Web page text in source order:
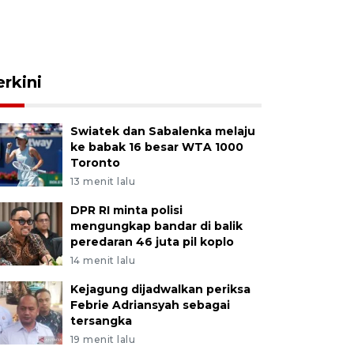
Swiatek dan Sabalenka melaju
ke babak 16 besar WTA 1000
Toronto
13 menit lalu
DPR RI minta polisi
mengungkap bandar di balik
peredaran 46 juta pil koplo
14 menit lalu
Kejagung dijadwalkan periksa
Febrie Adriansyah sebagai
tersangka
19 menit lalu